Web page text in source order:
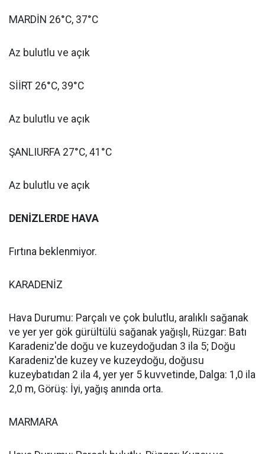
MARDİN 26°C, 37°C
Az bulutlu ve açık
SİİRT 26°C, 39°C
Az bulutlu ve açık
ŞANLIURFA 27°C, 41°C
Az bulutlu ve açık
DENİZLERDE HAVA
Fırtına beklenmiyor.
KARADENİZ
Hava Durumu: Parçalı ve çok bulutlu, aralıklı sağanak
ve yer yer gök gürültülü sağanak yağışlı, Rüzgar: Batı
Karadeniz'de doğu ve kuzeydoğudan 3 ila 5; Doğu
Karadeniz'de kuzey ve kuzeydoğu, doğusu
kuzeybatıdan 2 ila 4, yer yer 5 kuvvetinde, Dalga: 1,0 ila
2,0 m, Görüş: İyi, yağış anında orta.
MARMARA